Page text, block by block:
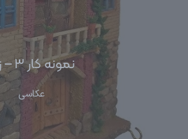
نمونه کار ۳ – زرد
عکاسی